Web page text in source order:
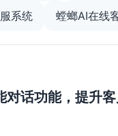
话功能，提升
系统 螳螂AI在线